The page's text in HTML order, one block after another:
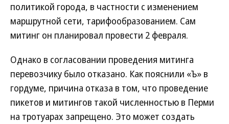
политикой города, в частности с изменением
маршрутной сети, тарифообразованием. Сам
митинг он планировал провести 2 февраля.
Однако в согласовании проведения митинга
перевозчику было отказано. Как пояснили «Ъ» в
гордуме, причина отказа в том, что проведение
пикетов и митингов такой численностью в Перми
на тротуарах запрещено. Это может создать